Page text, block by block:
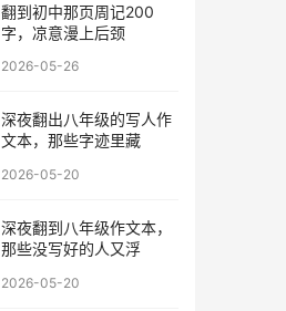
翻到初中那页周记200
字，凉意漫上后颈
2026-05-26
深夜翻出八年级的写人作
文本，那些字迹里藏
2026-05-20
深夜翻到八年级作文本，
那些没写好的人又浮
2026-05-20